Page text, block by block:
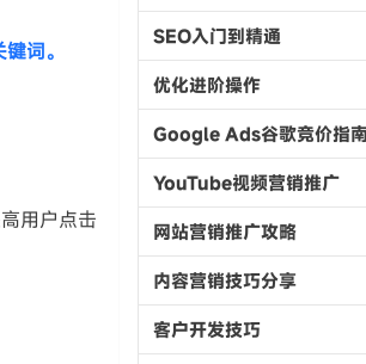
词。
用户点击
SEO入门到精通
优化进阶操作
Google Ads谷歌竞价指南
YouTube视频营销推广
网站营销推广攻略
内容营销技巧分享
客户开发技巧